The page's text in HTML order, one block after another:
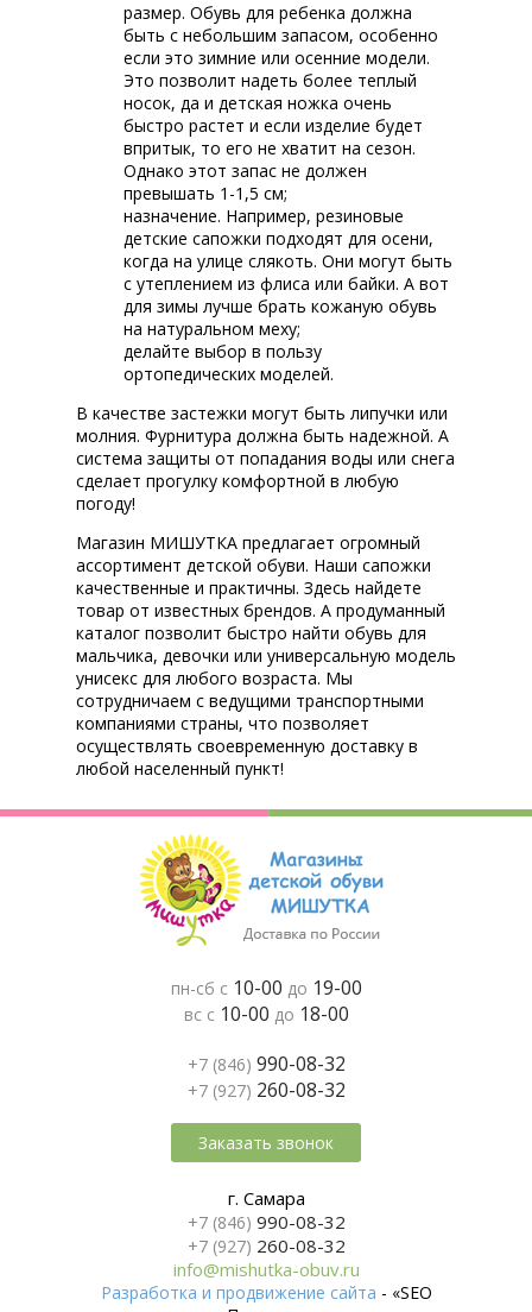
размер. Обувь для ребенка должна
быть с небольшим запасом, особенно
если это зимние или осенние модели.
Это позволит надеть более теплый
носок, да и детская ножка очень
быстро растет и если изделие будет
впритык, то его не хватит на сезон.
Однако этот запас не должен
превышать 1-1,5 см;
назначение. Например, резиновые
детские сапожки подходят для осени,
когда на улице слякоть. Они могут быть
с утеплением из флиса или байки. А вот
для зимы лучше брать кожаную обувь
на натуральном меху;
делайте выбор в пользу
ортопедических моделей.
В качестве застежки могут быть липучки или
молния. Фурнитура должна быть надежной. А
система защиты от попадания воды или снега
сделает прогулку комфортной в любую
погоду!
Магазин МИШУТКА предлагает огромный
ассортимент детской обуви. Наши сапожки
качественные и практичны. Здесь найдете
товар от известных брендов. А продуманный
каталог позволит быстро найти обувь для
мальчика, девочки или универсальную модель
унисекс для любого возраста. Мы
сотрудничаем с ведущими транспортными
компаниями страны, что позволяет
осуществлять своевременную доставку в
любой населенный пункт!
пн-сб с 10-00 до 19-00
вс с 10-00 до 18-00
+7 (846) 990-08-32
+7 (927) 260-08-32
Заказать звонок
г. Самара
+7 (846) 990-08-32
+7 (927) 260-08-32
info@mishutka-obuv.ru
Разработка и продвижение сайта - «SEO